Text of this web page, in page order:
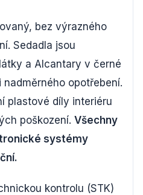
bez výrazného
Sedadla jsou
a Alcantary v černé
opotřebení.
plastové díly interiéru
poškození. Všechny
systémy
kontrolu (STK)